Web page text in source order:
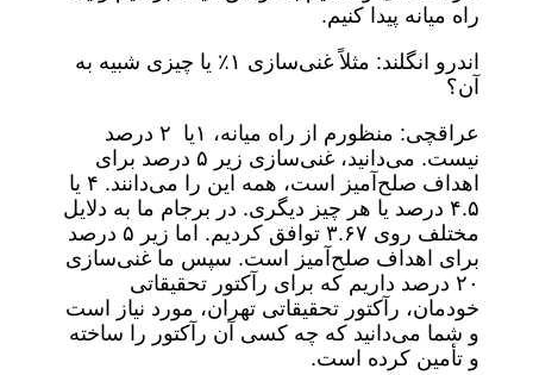
راه میانه پیدا کنیم.
اندرو انگلند: مثلاً غنی‌سازی ۱٪ یا چیزی شبیه به
آن؟
عراقچی: منظورم از راه میانه، ۱یا ۲ درصد
نیست. می‌دانید، غنی‌سازی زیر ۵ درصد برای
اهداف صلح‌آمیز است، همه این را می‌دانند. ۴ یا
۴.۵ درصد یا هر چیز دیگری. در برجام ما به دلایل
مختلف روی ۳.۶۷ توافق کردیم. اما زیر ۵ درصد
برای اهداف صلح‌آمیز است. سپس ما غنی‌سازی
۲۰ درصد داریم که برای رآکتور تحقیقاتی
خودمان، رآکتور تحقیقاتی تهران، مورد نیاز است
و شما می‌دانید که چه کسی آن رآکتور را ساخته
و تأمین کرده است.